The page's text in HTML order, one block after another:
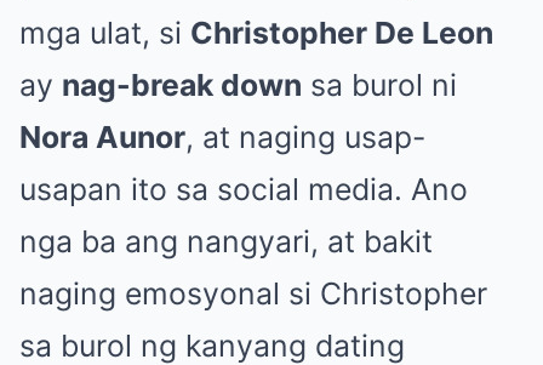
mga ulat, si Christopher De Leon
ay nag-break down sa burol ni
Nora Aunor, at naging usap-
usapan ito sa social media. Ano
nga ba ang nangyari, at bakit
naging emosyonal si Christopher
sa burol ng kanyang dating